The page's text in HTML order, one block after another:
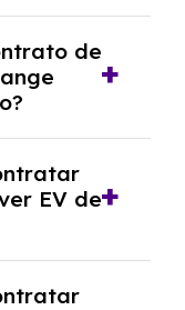
de entrada
de viabilidad
de
por
revisar
con un
EV de
de solvencia